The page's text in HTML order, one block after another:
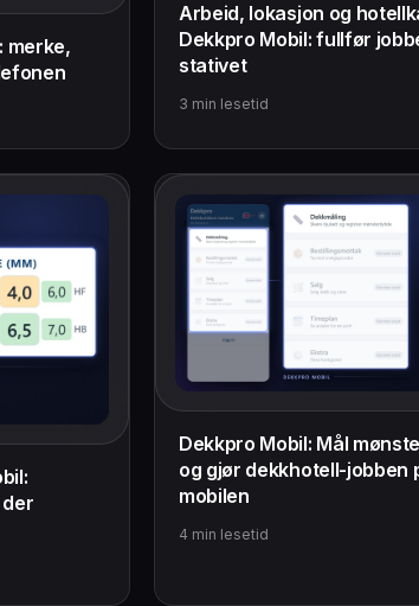
merke,
Arbeid, lokasjon og
Dekkpro Mobil: fullfør
stativet
3 min lesetid
Dekkpro Mobil: Mål
og gjør dekkhotell-jobben
mobilen
4 min lesetid